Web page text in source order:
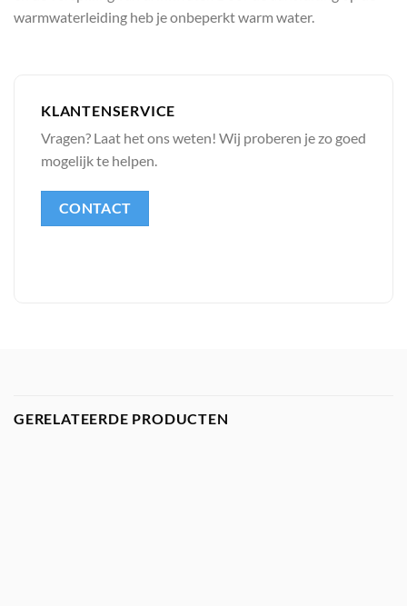
warmwaterleiding heb je onbeperkt warm water.
KLANTENSERVICE
Vragen? Laat het ons weten! Wij proberen je zo goed
mogelijk te helpen.
CONTACT
GERELATEERDE PRODUCTEN